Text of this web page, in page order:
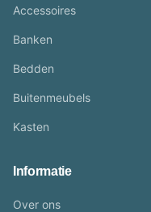
Accessoires
Banken
Bedden
Buitenmeubels
Kasten
Informatie
Over ons